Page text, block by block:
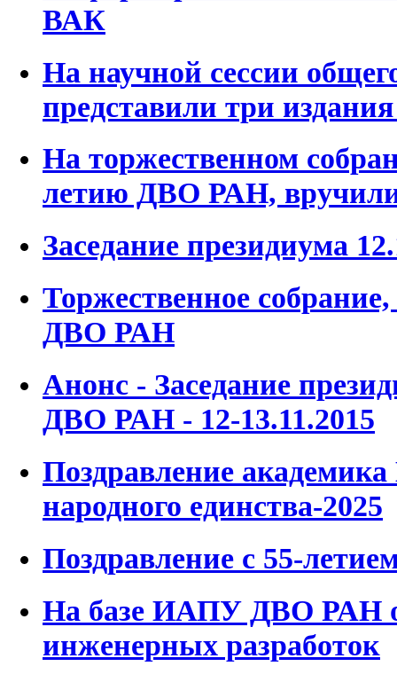
ВАК
На научной сессии
представили три
На торжественном
летию ДВО РАН,
Заседание президиума
Торжественное
ДВО РАН
Анонс - Заседание
ДВО РАН - 12-13.11.2015
Поздравление
народного единства-2025
Поздравление с 55-
На базе ИАПУ ДВО РАН
инженерных разработок